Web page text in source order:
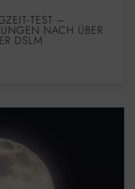
TEST –
NACH ÜBER
DSLM